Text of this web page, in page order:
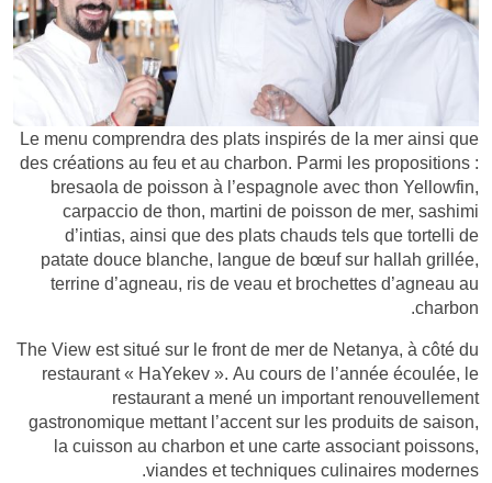
Le menu comprendra des plats inspirés de la mer ainsi que
des créations au feu et au charbon. Parmi les propositions :
bresaola de poisson à l’espagnole avec thon Yellowfin,
carpaccio de thon, martini de poisson de mer, sashimi
d’intias, ainsi que des plats chauds tels que tortelli de
patate douce blanche, langue de bœuf sur hallah grillée,
terrine d’agneau, ris de veau et brochettes d’agneau au
charbon.
The View est situé sur le front de mer de Netanya, à côté du
restaurant « HaYekev ». Au cours de l’année écoulée, le
restaurant a mené un important renouvellement
gastronomique mettant l’accent sur les produits de saison,
la cuisson au charbon et une carte associant poissons,
viandes et techniques culinaires modernes.